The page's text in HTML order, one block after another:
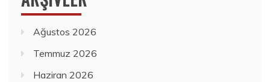
Ağustos 2026
Temmuz 2026
Haziran 2026